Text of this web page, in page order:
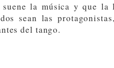
suene la música y que
sean las
del tango.